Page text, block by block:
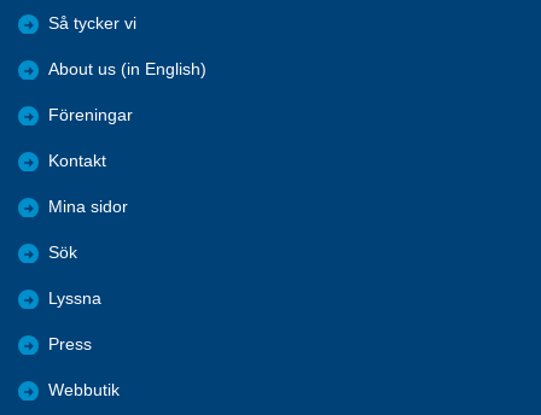
Så tycker vi
About us (in English)
Föreningar
Kontakt
Mina sidor
Sök
Lyssna
Press
Webbutik